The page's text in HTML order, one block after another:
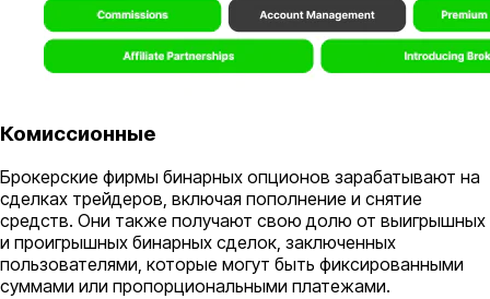
Комиссионные
Брокерские фирмы бинарных опционов зарабатывают на
сделках трейдеров, включая пополнение и снятие
средств. Они также получают свою долю от выигрышных
и проигрышных бинарных сделок, заключенных
пользователями, которые могут быть фиксированными
суммами или пропорциональными платежами.